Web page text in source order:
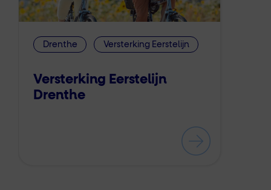
Drenthe Versterking Eerstelijn
Versterking Eerstelijn
Drenthe